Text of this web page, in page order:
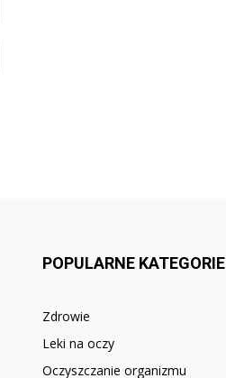
POPULARNE KATEGORIE
Zdrowie
Leki na oczy
Oczyszczanie organizmu